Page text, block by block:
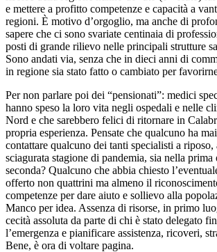
e mettere a profitto competenze e capacità a
regioni. È motivo d’orgoglio, ma anche di
sapere che ci sono svariate centinaia di
posti di grande rilievo nelle principali strutture
Sono andati via, senza che in dieci anni di
in regione sia stato fatto o cambiato per
Per non parlare poi dei “pensionati”: medici
hanno speso la loro vita negli ospedali e nelle
Nord e che sarebbero felici di ritornare in
propria esperienza. Pensate che qualcuno ha
contattare qualcuno dei tanti specialisti a riposo,
sciagurata stagione di pandemia, sia nella prima
seconda? Qualcuno che abbia chiesto
offerto non quattrini ma almeno il
competenze per dare aiuto e sollievo alla
Manco per idea. Assenza di risorse, in primo
cecità assoluta da parte di chi è stato delegato
l’emergenza e pianificare assistenza, ricoveri,
Bene, è ora di voltare pagina.